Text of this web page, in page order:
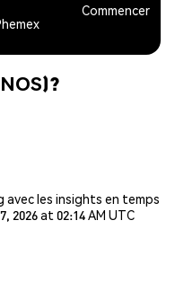
Commencer
les insights en temps
2026 at 02:14 AM UTC